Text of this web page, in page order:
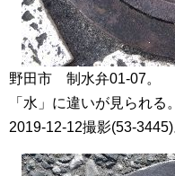
野田市 制水弁01-07。
「水」に違いが見られる
2019-12-12撮影(53-3445)